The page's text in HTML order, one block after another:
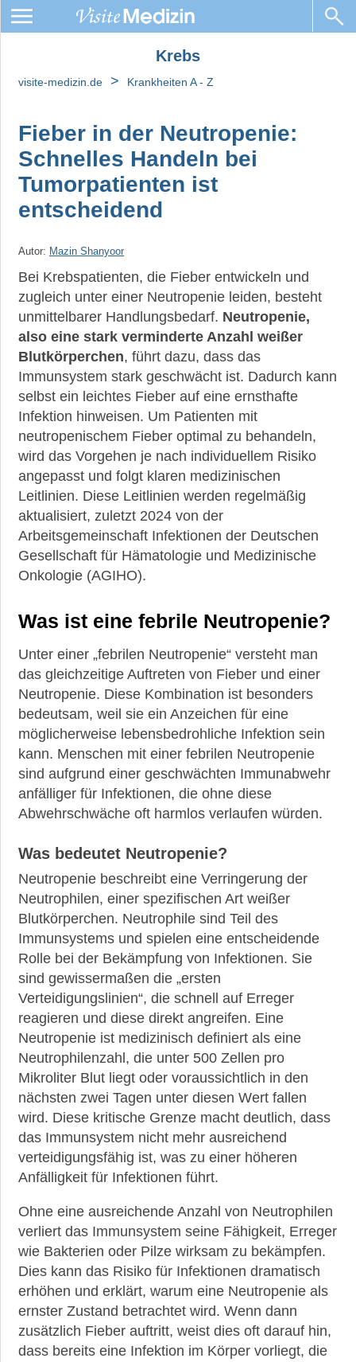
Krebs
visite-medizin.de > Krankheiten A - Z
Fieber in der Neutropenie:
Schnelles Handeln bei
Tumorpatienten ist
entscheidend
Autor: Mazin Shanyoor
Bei Krebspatienten, die Fieber entwickeln und
zugleich unter einer Neutropenie leiden, besteht
unmittelbarer Handlungsbedarf. Neutropenie,
also eine stark verminderte Anzahl weißer
Blutkörperchen, führt dazu, dass das
Immunsystem stark geschwächt ist. Dadurch kann
selbst ein leichtes Fieber auf eine ernsthafte
Infektion hinweisen. Um Patienten mit
neutropenischem Fieber optimal zu behandeln,
wird das Vorgehen je nach individuellem Risiko
angepasst und folgt klaren medizinischen
Leitlinien. Diese Leitlinien werden regelmäßig
aktualisiert, zuletzt 2024 von der
Arbeitsgemeinschaft Infektionen der Deutschen
Gesellschaft für Hämatologie und Medizinische
Onkologie (AGIHO).
Was ist eine febrile Neutropenie?
Unter einer „febrilen Neutropenie“ versteht man
das gleichzeitige Auftreten von Fieber und einer
Neutropenie. Diese Kombination ist besonders
bedeutsam, weil sie ein Anzeichen für eine
möglicherweise lebensbedrohliche Infektion sein
kann. Menschen mit einer febrilen Neutropenie
sind aufgrund einer geschwächten Immunabwehr
anfälliger für Infektionen, die ohne diese
Abwehrschwäche oft harmlos verlaufen würden.
Was bedeutet Neutropenie?
Neutropenie beschreibt eine Verringerung der
Neutrophilen, einer spezifischen Art weißer
Blutkörperchen. Neutrophile sind Teil des
Immunsystems und spielen eine entscheidende
Rolle bei der Bekämpfung von Infektionen. Sie
sind gewissermaßen die „ersten
Verteidigungslinien“, die schnell auf Erreger
reagieren und diese direkt angreifen. Eine
Neutropenie ist medizinisch definiert als eine
Neutrophilenzahl, die unter 500 Zellen pro
Mikroliter Blut liegt oder voraussichtlich in den
nächsten zwei Tagen unter diesen Wert fallen
wird. Diese kritische Grenze macht deutlich, dass
das Immunsystem nicht mehr ausreichend
verteidigungsfähig ist, was zu einer höheren
Anfälligkeit für Infektionen führt.
Ohne eine ausreichende Anzahl von Neutrophilen
verliert das Immunsystem seine Fähigkeit, Erreger
wie Bakterien oder Pilze wirksam zu bekämpfen.
Dies kann das Risiko für Infektionen dramatisch
erhöhen und erklärt, warum eine Neutropenie als
ernster Zustand betrachtet wird. Wenn dann
zusätzlich Fieber auftritt, weist dies oft darauf hin,
dass bereits eine Infektion im Körper vorliegt, die
Krebsarten
Chemotherapie
Metastasen
Immuntherapie
Leben
Krebs
Krebs:
Eine
tiefgreifende
Belastung
für
Körper
und
Seele
Erholung
nach
der
Chemotherapie
Krebs-
Blutwerte
Kann
ich
während
Krebsbehandlung
gekündigt
werden?
Krankenversicherung:
Welche
Leistungen
werden
übernommen?
Bekannte
Persönlichkeiten
mit
Krebs
►
News
►
Symptome
►
Diagnostik
►
Therapien
►
Krankheiten
►
Medikamente
►
Gesundheit